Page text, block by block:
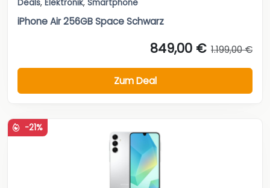
Deals, Elektronik, Smartphone
iPhone Air 256GB Space Schwarz
849,00 € 1.199,00 €
Zum Deal
-21%